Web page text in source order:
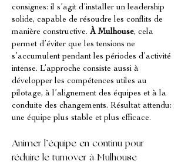
consignes: il s’agit d’installer un leadership
solide, capable de résoudre les conflits de
manière constructive. À Mulhouse, cela
permet d’éviter que les tensions ne
s’accumulent pendant les périodes d’activité
intense. L’approche consiste aussi à
développer les compétences utiles au
pilotage, à l’alignement des équipes et à la
conduite des changements. Résultat attendu:
une équipe plus stable et plus efficace.
Animer l’équipe en continu pour
réduire le turnover à Mulhouse